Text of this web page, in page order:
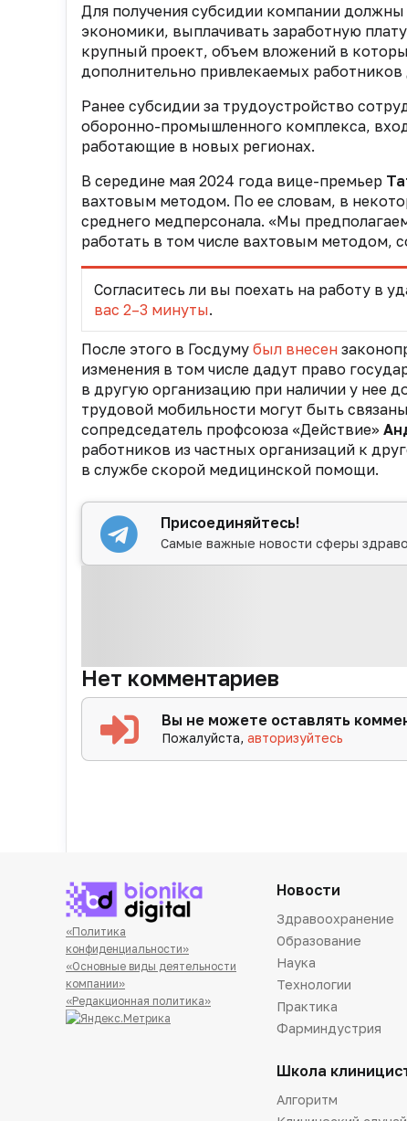
Для получения субсидии компании должны
экономики, выплачивать заработную
крупный проект, объем вложений в
дополнительно привлекаемых работников
Ранее субсидии за трудоустройство
оборонно-промышленного комплекса,
работающие в новых регионах.
В середине мая 2024 года вице-премьер
вахтовым методом. По ее словам, в
среднего медперсонала. «Мы
работать в том числе вахтовым методом,
Согласитесь ли вы поехать на работу в
вас 2–3 минуты.
После этого в Госдуму был внесен
изменения в том числе дадут право
в другую организацию при наличии у нее
трудовой мобильности могут быть
сопредседатель профсоюза «Действие»
работников из частных организаций к
в службе скорой медицинской помощи.
Присоединяйтесь!
Самые важные новости сферы
Нет комментариев
Вы не можете оставлять
Пожалуйста,авторизуйтесь
«Политика
конфиденциальности»
«Основные виды деятельности
компании»
«Редакционная политика»
Новости
Здравоохранение
Образование
Наука
Технологии
Практика
Фарминдустрия
Школа
Алгоритм